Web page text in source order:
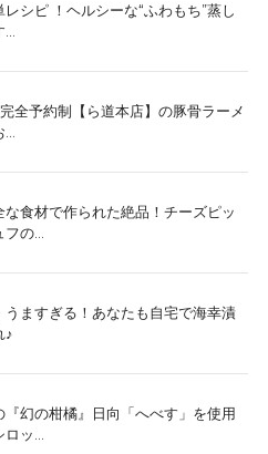
レシピ ！ヘルシーな“ふわもち”蒸し
完全予約制【ら道本店】の豚骨ラーメ
な食材で作られた絶品！チーズピッ
の...
うますぎる！あなたも自宅で海幸漬
♪
『幻の柑橘』日向「へべす」を使用
ッ...